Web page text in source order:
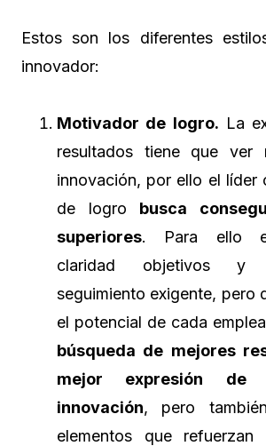
Estos son los diferentes
innovador:
Motivador de logro. La
resultados tiene que ver
innovación, por ello el líder
de logro busca
superiores. Para ello
claridad objetivos y
seguimiento exigente, pero
el potencial de cada
búsqueda de mejores
mejor expresión de
innovación, pero
elementos que refuerzan